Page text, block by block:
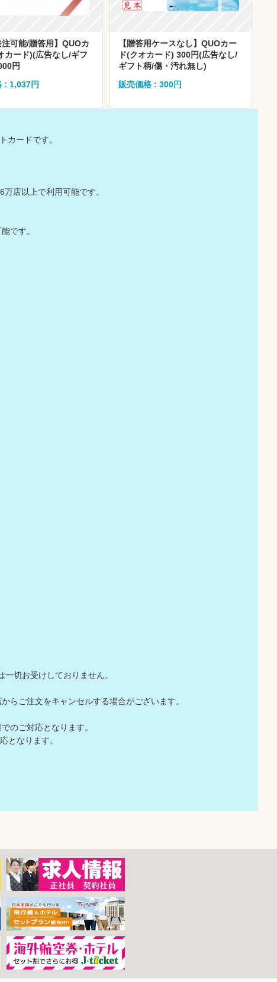
注可能/贈答用】QUOカ
カード)(広告なし/ギフ
円
: 1,037円
【贈答用ケースなし】QUOカー
ド(クオカード) 300円(広告なし/
ギフト柄/傷・汚れ無し)
販売価格 : 300円
カードです。
店以上で利用可能です。
です。
切お受けしておりません。
らご注文をキャンセルする場合がございます。
のご対応となります。
応となります。